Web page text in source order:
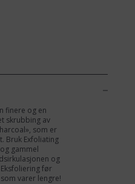
finere og en
skrubbing av
som er
Bruk Exfoliating
gammel
og
før
varer lengre!